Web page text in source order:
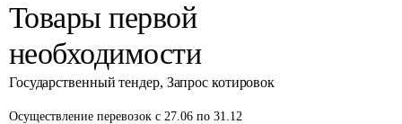
Товары первой
необходимости
Государственный тендер, Запрос котировок
Осуществление перевозок с 27.06 по 31.12